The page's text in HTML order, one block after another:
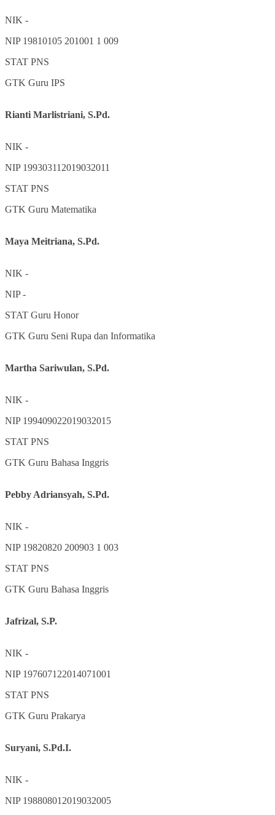
NIK -
NIP 19810105 201001 1 009
STAT PNS
GTK Guru IPS
Rianti Marlistriani, S.Pd.
NIK -
NIP 199303112019032011
STAT PNS
GTK Guru Matematika
Maya Meitriana, S.Pd.
NIK -
NIP-
STAT Guru Honor
GTK Guru Seni Rupa dan Informatika
Martha Sariwulan, S.Pd.
NIK -
NIP 199409022019032015
STAT PNS
GTK Guru Bahasa Inggris
Pebby Adriansyah, S.Pd.
NIK -
NIP 19820820 200903 1 003
STAT PNS
GTK Guru Bahasa Inggris
Jafrizal, S.P.
NIK -
NIP 197607122014071001
STAT PNS
GTK Guru Prakarya
Suryani, S.Pd.I.
NIK -
NIP 198808012019032005